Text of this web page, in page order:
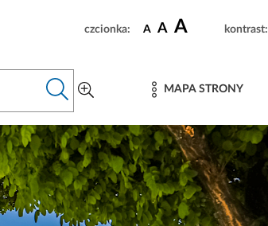
czcionka: A A A kontrast:
MAPA STRONY